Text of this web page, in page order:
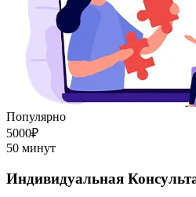
Популярно
5000₽
50 минут
Индивидуальная